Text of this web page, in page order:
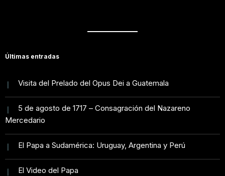
Últimas entradas
Visita del Prelado del Opus Dei a Guatemala
5 de agosto de 1717 – Consagración del Nazareno
Mercedario
El Papa a Sudamérica: Uruguay, Argentina y Perú
El Video del Papa